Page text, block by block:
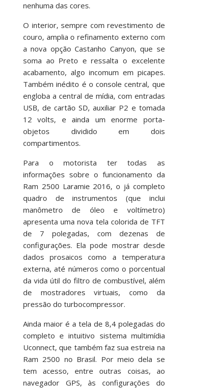
nenhuma das cores.
O interior, sempre com revestimento de
couro, amplia o refinamento externo com
a nova opção Castanho Canyon, que se
soma ao Preto e ressalta o excelente
acabamento, algo incomum em picapes.
Também inédito é o console central, que
engloba a central de mídia, com entradas
USB, de cartão SD, auxiliar P2 e tomada
12 volts, e ainda um enorme porta-
objetos dividido em dois
compartimentos.
Para o motorista ter todas as
informações sobre o funcionamento da
Ram 2500 Laramie 2016, o já completo
quadro de instrumentos (que inclui
manômetro de óleo e voltímetro)
apresenta uma nova tela colorida de TFT
de 7 polegadas, com dezenas de
configurações. Ela pode mostrar desde
dados prosaicos como a temperatura
externa, até números como o porcentual
da vida útil do filtro de combustível, além
de mostradores virtuais, como da
pressão do turbocompressor.
Ainda maior é a tela de 8,4 polegadas do
completo e intuitivo sistema multimídia
Uconnect, que também faz sua estreia na
Ram 2500 no Brasil. Por meio dela se
tem acesso, entre outras coisas, ao
navegador GPS, às configurações do